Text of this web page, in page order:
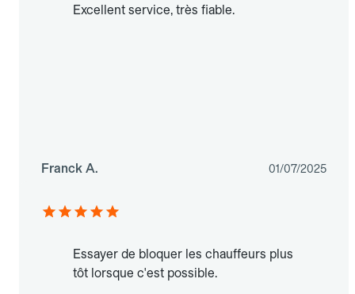
Excellent service, très fiable.
Franck A. 01/07/2025
Essayer de bloquer les chauffeurs plus
tôt lorsque c'est possible.